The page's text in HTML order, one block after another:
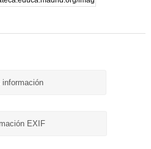
información
EXIF